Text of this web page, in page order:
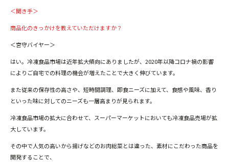
＜聞き手＞
商品化のきっかけを教えていただけますか？
＜宮守バイヤー＞
はい。冷凍食品市場は近年拡大傾向にありましたが、2020年以降コロナ禍の影響
によりご自宅での料理の機会が増えたことで大きく伸びています。
また従来の保存性の高さや、短時間調理、即食ニーズに加えて、食感や風味、香り
といった味に対してのニーズも一層高まりが見られます。
冷凍食品市場の拡大に合わせて、スーパーマーケットにおいても冷凍食品売場が拡
大しています。
その中で人気の高いから揚げなどのお肉総菜とは違った、素材にこだわった商品を
開発することで、